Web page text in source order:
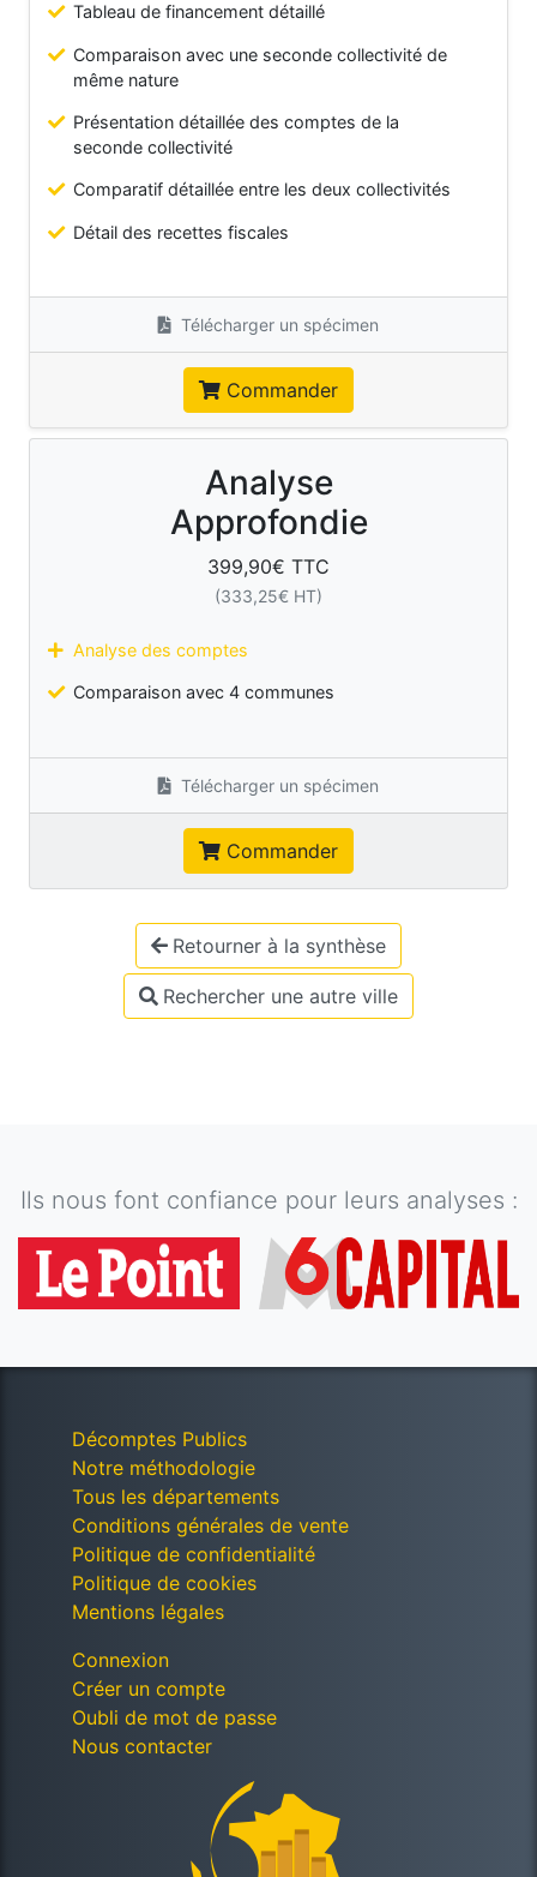
Tableau de financement détaillé
Comparaison avec une seconde collectivité de
même nature
Présentation détaillée des comptes de la
seconde collectivité
Comparatif détaillée entre les deux collectivités
Détail des recettes fiscales
Télécharger un spécimen
Commander
Analyse
Approfondie
399,90€ TTC
(333,25€ HT)
Analyse des comptes
Comparaison avec 4 communes
Télécharger un spécimen
Commander
Retourner à la synthèse
Rechercher une autre ville
Ils nous font confiance pour leurs analyses :
Décomptes Publics
Notre méthodologie
Tous les départements
Conditions générales de vente
Politique de confidentialité
Politique de cookies
Mentions légales
Connexion
Créer un compte
Oubli de mot de passe
Nous contacter